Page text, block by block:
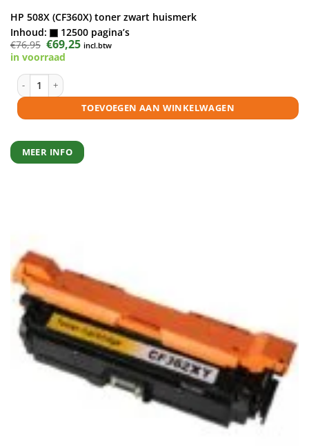
HP 508X (CF360X) toner zwart huismerk
Inhoud:
12500 pagina’s
€76,95 Oorspronkelijke
prijs
was:
€69,25Huidige
prijs
incl.btw
in voorraad
HP 508X (CF360X) toner zwart huismerk aantal
TOEVOEGEN AAN WINKELWAGEN
MEER INFO